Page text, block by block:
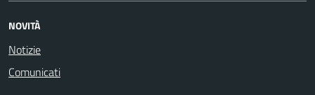
NOVITÀ
Notizie
Comunicati